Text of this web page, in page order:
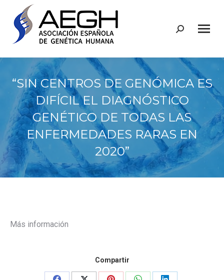
Buscar:
“SIN CENTROS DE GENÓMICA ES
DIFÍCIL EL DIAGNÓSTICO
GENÉTICO DE TODAS LAS
ENFERMEDADES RARAS EN
2020”
Más información
Compartir